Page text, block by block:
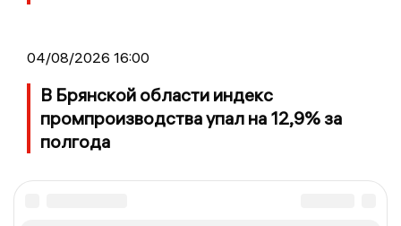
04/08/2026 16:00
В Брянской области индекс
промпроизводства упал на 12,9% за
полгода